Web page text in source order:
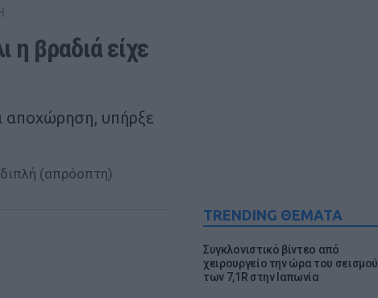
TRENDING ΘΕΜΑΤΑ
Συγκλονιστικό βίντεο από
χειρουργείο την ώρα του σεισμού
των 7,1R στην Ιαπωνία
η βραδιά είχε
αποχώρηση, υπήρξε